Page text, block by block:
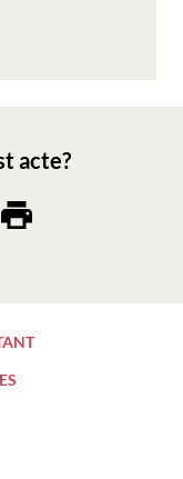
acte?